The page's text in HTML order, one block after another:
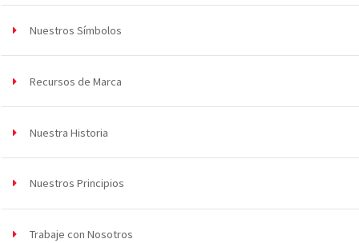
Nuestros Símbolos
Recursos de Marca
Nuestra Historia
Nuestros Principios
Trabaje con Nosotros